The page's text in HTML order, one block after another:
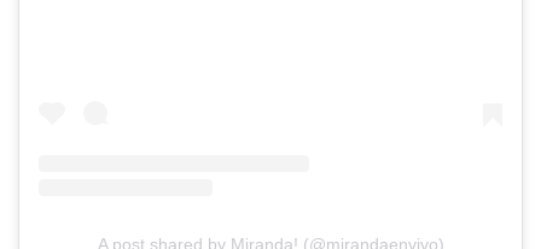
A post shared by Miranda! (@mirandaenvivo)